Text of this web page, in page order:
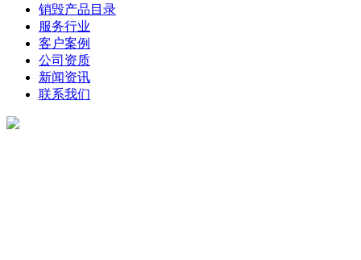
销毁产品目录
服务行业
客户案例
公司资质
新闻资讯
联系我们